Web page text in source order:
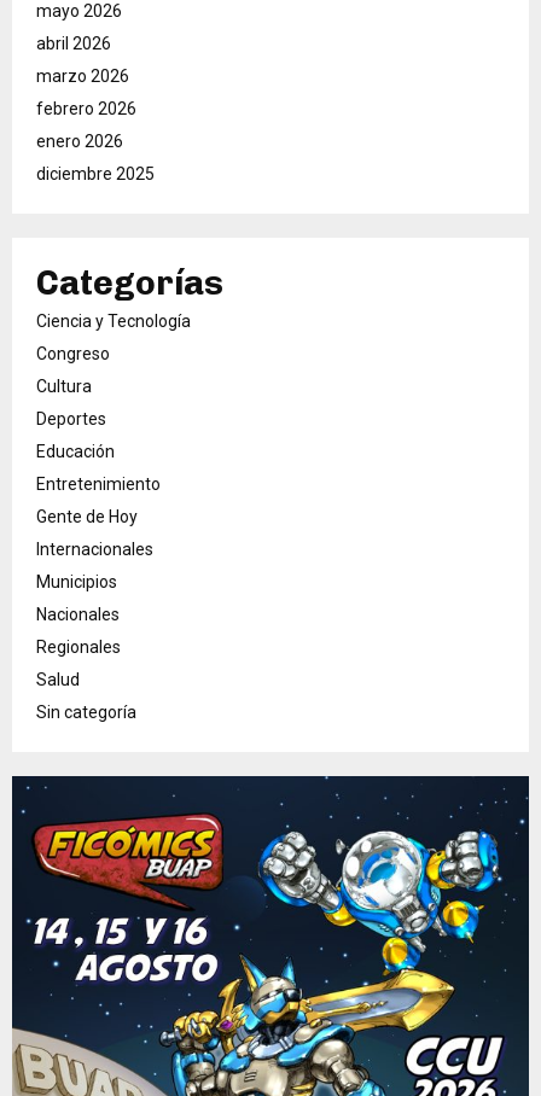
mayo 2026
abril 2026
marzo 2026
febrero 2026
enero 2026
diciembre 2025
Categorías
Ciencia y Tecnología
Congreso
Cultura
Deportes
Educación
Entretenimiento
Gente de Hoy
Internacionales
Municipios
Nacionales
Regionales
Salud
Sin categoría